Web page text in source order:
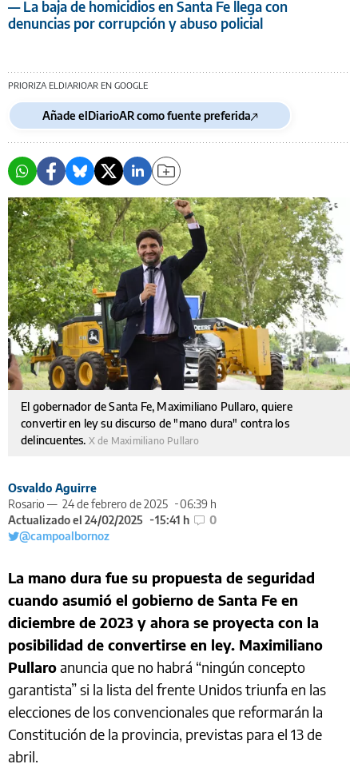
— La baja de homicidios en Santa Fe llega con
denuncias por corrupción y abuso policial
PRIORIZA ELDIARIOAR EN GOOGLE
Añade elDiarioAR como fuente preferida
El gobernador de Santa Fe, Maximiliano Pullaro, quiere
convertir en ley su discurso de "mano dura" contra los
delincuentes. X de Maximiliano Pullaro
Osvaldo Aguirre
Rosario — 24 de febrero de 2025
06:39 h
Actualizado el 24/02/2025
15:41 h
0
@campoalbornoz
La mano dura fue su propuesta de seguridad
cuando asumió el gobierno de Santa Fe en
diciembre de 2023 y ahora se proyecta con la
posibilidad de convertirse en ley. Maximiliano
Pullaroanuncia que no habrá “ningún concepto
garantista” si la lista del frente Unidos triunfa en las
elecciones de los convencionales que reformarán la
Constitución de la provincia, previstas para el 13 de
abril.